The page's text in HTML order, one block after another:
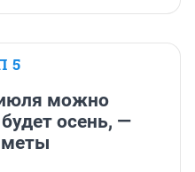
5
можно
осень, —